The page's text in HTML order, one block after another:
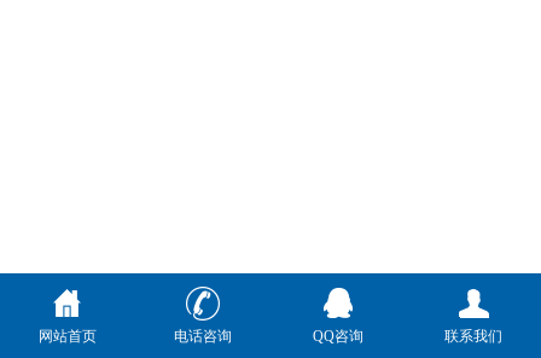
网站首页 电话咨询 QQ咨询 联系我们